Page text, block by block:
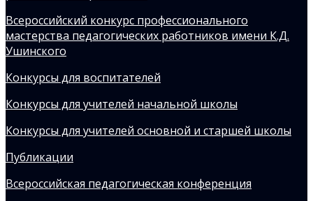
Всероссийский конкурс профессионального
мастерства педагогических работников имени К.Д.
Ушинского
Конкурсы для воспитателей
Конкурсы для учителей начальной школы
Конкурсы для учителей основной и старшей школы
Публикации
Всероссийская педагогическая конференция